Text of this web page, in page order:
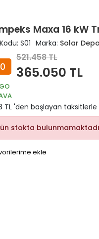
Maxa 16 kW
S01 Marka: Solar Depo
521.458 TL
365.050 TL
TL 'den başlayan taksitlerle
stokta
ekle